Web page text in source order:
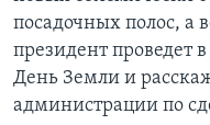
посадочных полос, а
президент проведет
День Земли и
администрации по